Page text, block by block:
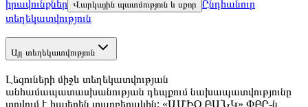
իրավունքներ Վարկային պատմություն և սքոր Ընդհանուր
տեղեկատվություն
Այլ տեղեկատվություն
Լեզուների միջև տեղեկատվության
անհամապատասխանության դեպքում նախապատվությունը
տրվում է հայերեն տարբերակին: «ԱՄԻՕ ԲԱՆԿ» ՓԲԸ-ն